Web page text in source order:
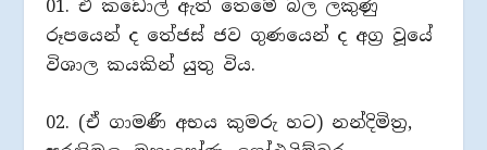
01. ඒ කඩොල් ඇත් තෙමේ බල ලකුණු
රූපයෙන් ද තේජස් ජව ගුණයෙන් ද අග්‍ර වූයේ
විශාල කයකින් යුතු විය.
02. (ඒ ගාමණී අභය කුමරු හට) නන්දිමිත්‍ර,